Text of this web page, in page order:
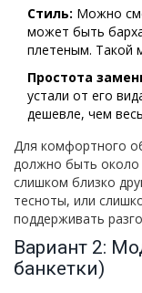
Стиль: Можно
может быть
плетеным. Такой
Простота
устали от его
дешевле, чем
Для комфортного
должно быть около
слишком близко
тесноты, или
поддерживать
Вариант 2:
банкетки)